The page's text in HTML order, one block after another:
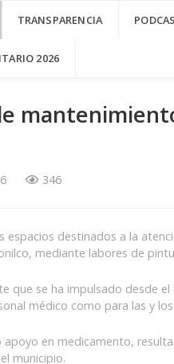
TRANSPARENCIA
2026
346
destinados a la
mediante labores de
que se ha impulsado desde
médico como para las y
en medicamento,
municipio.